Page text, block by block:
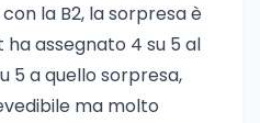
la B2, la sorpresa è
assegnato 4 su 5 al
5 a quello sorpresa,
ma molto